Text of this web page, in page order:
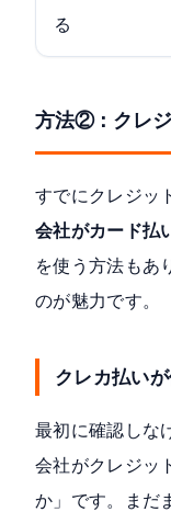
る
方法②：クレ
すでにクレジッ
会社がカード払
を使う方法もあ
のが魅力です。
クレカ払い
最初に確認しな
会社がクレジッ
か」です。まだ